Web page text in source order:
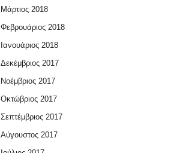
Μάρτιος 2018
Φεβρουάριος 2018
Ιανουάριος 2018
Δεκέμβριος 2017
Νοέμβριος 2017
Οκτώβριος 2017
Σεπτέμβριος 2017
Αύγουστος 2017